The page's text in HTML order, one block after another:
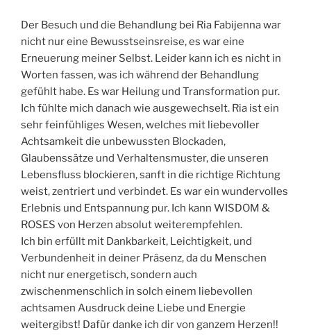
Der Besuch und die Behandlung bei Ria Fabijenna war
nicht nur eine Bewusstseinsreise, es war eine
Erneuerung meiner Selbst. Leider kann ich es nicht in
Worten fassen, was ich während der Behandlung
gefühlt habe. Es war Heilung und Transformation pur.
Ich fühlte mich danach wie ausgewechselt. Ria ist ein
sehr feinfühliges Wesen, welches mit liebevoller
Achtsamkeit die unbewussten Blockaden,
Glaubenssätze und Verhaltensmuster, die unseren
Lebensfluss blockieren, sanft in die richtige Richtung
weist, zentriert und verbindet. Es war ein wundervolles
Erlebnis und Entspannung pur. Ich kann WISDOM &
ROSES von Herzen absolut weiterempfehlen.
Ich bin erfüllt mit Dankbarkeit, Leichtigkeit, und
Verbundenheit in deiner Präsenz, da du Menschen
nicht nur energetisch, sondern auch
zwischenmenschlich in solch einem liebevollen
achtsamen Ausdruck deine Liebe und Energie
weitergibst! Dafür danke ich dir von ganzem Herzen!!